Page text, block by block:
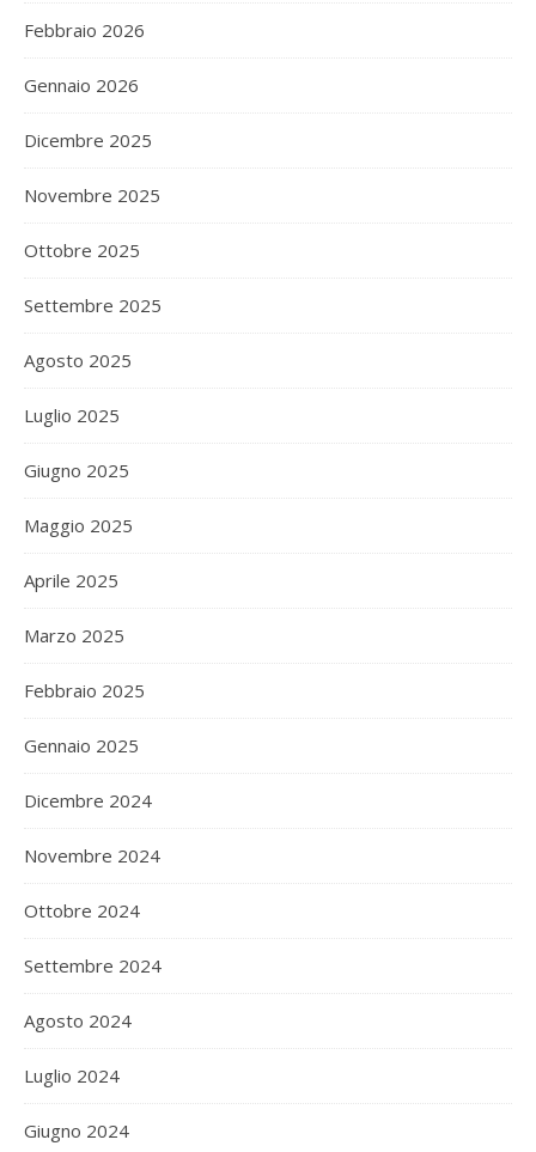
Febbraio 2026
Gennaio 2026
Dicembre 2025
Novembre 2025
Ottobre 2025
Settembre 2025
Agosto 2025
Luglio 2025
Giugno 2025
Maggio 2025
Aprile 2025
Marzo 2025
Febbraio 2025
Gennaio 2025
Dicembre 2024
Novembre 2024
Ottobre 2024
Settembre 2024
Agosto 2024
Luglio 2024
Giugno 2024